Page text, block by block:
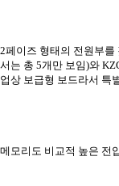
2페이즈 형태의 전원부를
서는 총 5개만 보임)와
업상 보급형 보드라서 특
메모리도 비교적 높은 전